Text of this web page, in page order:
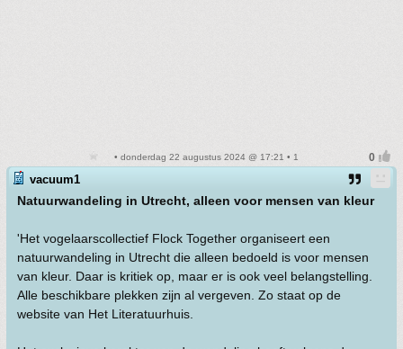
• donderdag 22 augustus 2024 @ 17:21 • 1
vacuum1
Natuurwandeling in Utrecht, alleen voor mensen van kleur
'Het vogelaarscollectief Flock Together organiseert een
natuurwandeling in Utrecht die alleen bedoeld is voor mensen
van kleur. Daar is kritiek op, maar er is ook veel belangstelling.
Alle beschikbare plekken zijn al vergeven. Zo staat op de
website van Het Literatuurhuis.